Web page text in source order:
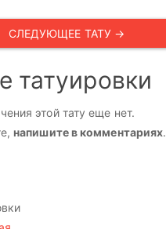
СЛЕДУЮЩЕЕ ТАТУ →
татуировки
этой тату еще нет.
напишите в комментариях.